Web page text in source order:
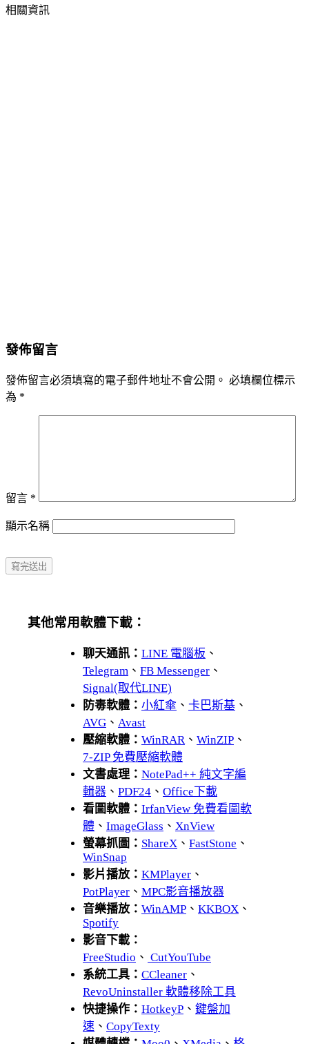
相關資訊
發佈留言
發佈留言必須填寫的電子郵件地址不會公開。 必填欄位標示
為 *
留言 *
顯示名稱
其他常用軟體下載：
聊天通訊： LINE 電腦板 、
Telegram 、 FB Messenger 、
Signal(取代LINE)
防毒軟體： 小紅傘 、 卡巴斯基 、
AVG 、 Avast
壓縮軟體： WinRAR 、 WinZIP 、
7-ZIP 免費壓縮軟體
文書處理： NotePad++ 純文字編
輯器 、 PDF24 、 Office下載
看圖軟體： IrfanView 免費看圖軟
體 、 ImageGlass 、 XnView
螢幕抓圖： ShareX 、 FastStone 、
WinSnap
影片播放： KMPlayer 、
PotPlayer 、 MPC影音播放器
音樂播放： WinAMP 、 KKBOX 、
Spotify
影音下載：
FreeStudio 、 CutYouTube
系統工具： CCleaner 、
RevoUninstaller 軟體移除工具
快捷操作： HotkeyP 、 鍵盤加
速 、 CopyTexty